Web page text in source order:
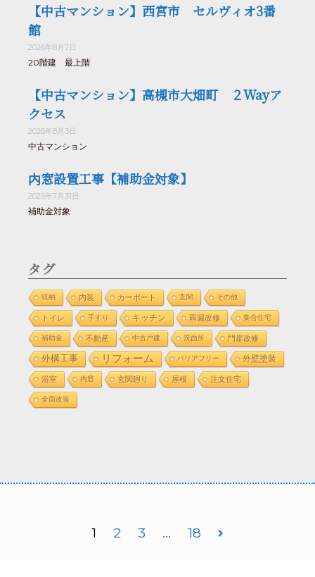
【中古マンション】西宮市 セルヴィオ3番
館
2026年8月7日
20階建 最上階
【中古マンション】高槻市大畑町 ２Wayア
クセス
2026年8月3日
中古マンション
内窓設置工事【補助金対象】
2026年7月31日
補助金対象
タグ
収納 内装 カーポート 玄関 その他
トイレ 手すり キッチン 雨漏改修 集合住宅
補助金 不動産 中古戸建 洗面所 門扉改修
外構工事 リフォーム バリアフリー 外壁塗装
浴室 内窓 玄関廻り 屋根 注文住宅
全面改装
1 2 3 … 18